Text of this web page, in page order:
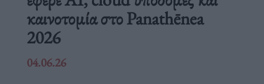
καινοτομία στο Panathēnea
2026
04.06.26